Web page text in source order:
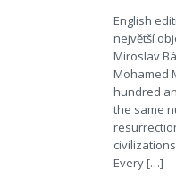
English
největší
Miroslav
Mohamed
hundred
the same
Every […]